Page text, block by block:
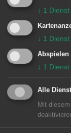
MEHR DAZU
27.10.2025
Information
Zum Auftakt
Sonntag, den
der Aalener
↓ 1 Dienst
↓ 1 Dienst
Abspielen
↓ 1 Dienst
Alle
Mit